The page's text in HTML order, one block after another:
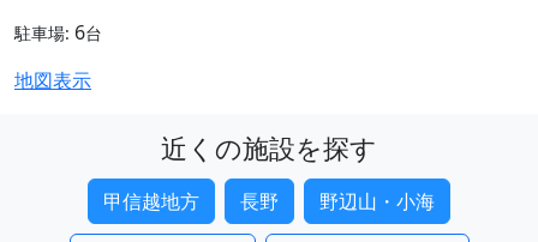
駐車場: 6台
地図表示
近くの施設を探す
甲信越地方 長野 野辺山・小海